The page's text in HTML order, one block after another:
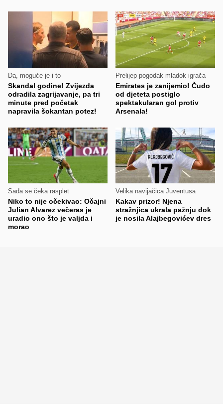
Da, moguće je i to
Skandal godine! Zvijezda
odradila zagrijavanje, pa tri
minute pred početak
napravila šokantan potez!
Prelijep pogodak mladok igrača
Emirates je zanijemio! Čudo
od djeteta postiglo
spektakularan gol protiv
Arsenala!
Sada se čeka rasplet
Niko to nije očekivao: Očajni
Julian Alvarez večeras je
uradio ono što je valjda i
morao
Velika navijačica Juventusa
Kakav prizor! Njena
stražnjica ukrala pažnju dok
je nosila Alajbegovićev dres